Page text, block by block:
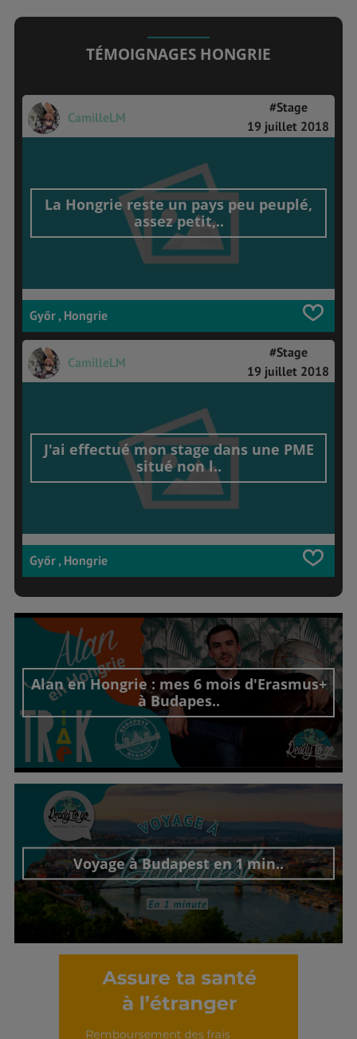
TÉMOIGNAGES HONGRIE
CamilleLM
#Stage
19 juillet 2018
La Hongrie reste un pays peu peuplé,
assez petit,..
Győr , Hongrie
CamilleLM
#Stage
19 juillet 2018
J'ai effectué mon stage dans une PME
situé non l..
Győr , Hongrie
Alan en Hongrie : mes 6 mois d'Erasmus+
à Budapes..
Découvrir cet interview
Voyage à Budapest en 1 min..
Découvrir cet interview